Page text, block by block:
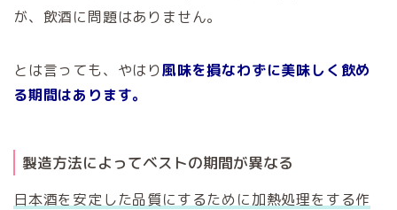
が、飲酒に問題はありません。
とは言っても、やはり風味を損なわずに美味しく飲め
る期間はあります。
製造方法によってベストの期間が異なる
日本酒を安定した品質にするために加熱処理をする作